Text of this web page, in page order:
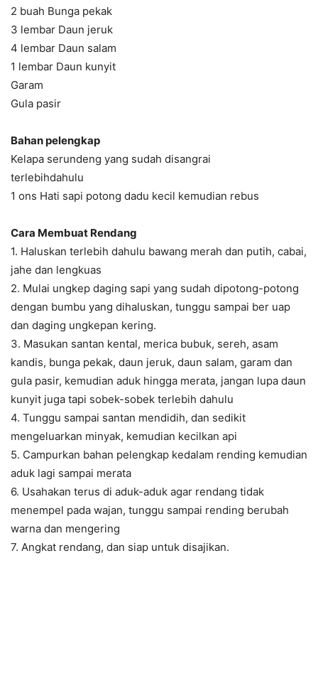
2 buah Bunga pekak
3 lembar Daun jeruk
4 lembar Daun salam
1 lembar Daun kunyit
Garam
Gula pasir
Bahan pelengkap
Kelapa serundeng yang sudah disangrai
terlebihdahulu
1 ons Hati sapi potong dadu kecil kemudian rebus
Cara Membuat Rendang
1. Haluskan terlebih dahulu bawang merah dan putih, cabai,
jahe dan lengkuas
2. Mulai ungkep daging sapi yang sudah dipotong-potong
dengan bumbu yang dihaluskan, tunggu sampai ber uap
dan daging ungkepan kering.
3. Masukan santan kental, merica bubuk, sereh, asam
kandis, bunga pekak, daun jeruk, daun salam, garam dan
gula pasir, kemudian aduk hingga merata, jangan lupa daun
kunyit juga tapi sobek-sobek terlebih dahulu
4. Tunggu sampai santan mendidih, dan sedikit
mengeluarkan minyak, kemudian kecilkan api
5. Campurkan bahan pelengkap kedalam rending kemudian
aduk lagi sampai merata
6. Usahakan terus di aduk-aduk agar rendang tidak
menempel pada wajan, tunggu sampai rending berubah
warna dan mengering
7. Angkat rendang, dan siap untuk disajikan.